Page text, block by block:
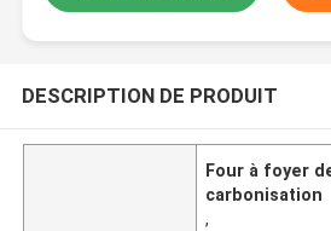
DESCRIPTION DE PRODUIT
Four à foyer
carbonisation
,